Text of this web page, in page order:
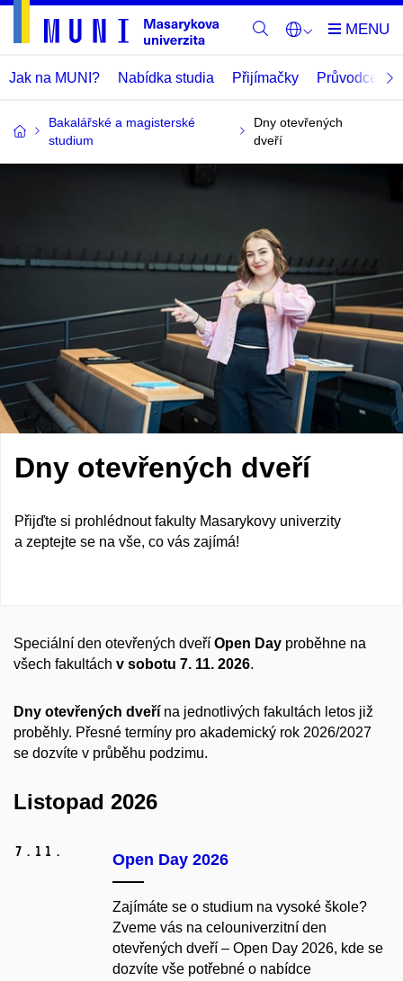
Jak na MUNI? Nabídka studia Přijímačky Průvodce
Bakalářské a magisterské
studium
Dny otevřených
dveří
Dny otevřených dveří
Přijďte si prohlédnout fakulty Masarykovy univerzity
a zeptejte se na vše, co vás zajímá!
Speciální den otevřených dveří Open Day proběhne na
všech fakultách v sobotu 7. 11. 2026.
Dny otevřených dveří na jednotlivých fakultách letos již
proběhly. Přesné termíny pro akademický rok 2026/2027
se dozvíte v průběhu podzimu.
Listopad 2026
7. 11. Open Day 2026
Zajímáte se o studium na vysoké škole?
Zveme vás na celouniverzitní den
otevřených dveří – Open Day 2026, kde se
dozvíte vše potřebné o nabídce